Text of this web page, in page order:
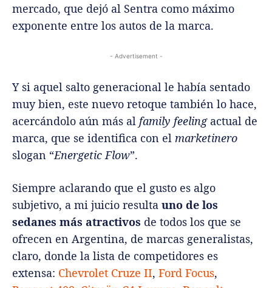
mercado, que dejó al Sentra como máximo
exponente entre los autos de la marca.
- Advertisement -
Y si aquel salto generacional le había sentado
muy bien, este nuevo retoque también lo hace,
acercándolo aún más al family feelingactual de
marca, que se identifica con el marketinero
slogan “Energetic Flow”.
Siempre aclarando que el gusto es algo
subjetivo, a mi juicio resulta uno de los
sedanes más atractivos de todos los que se
ofrecen en Argentina, de marcas generalistas,
claro, donde la lista de competidores es
extensa: Chevrolet Cruze II, Ford Focus,